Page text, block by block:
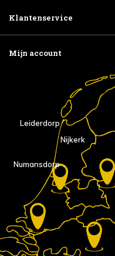
Klantenservice
Mijn account
Nijkerk
Numansdorp
Leiderdorp